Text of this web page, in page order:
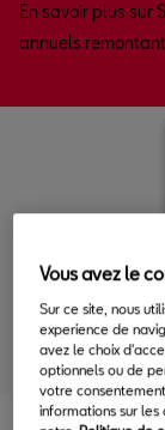
En savoir plus sur
annuels
Vous avez le
Sur ce site, nous
experience de
avez le choix
optionnels ou de
votre
informations sur